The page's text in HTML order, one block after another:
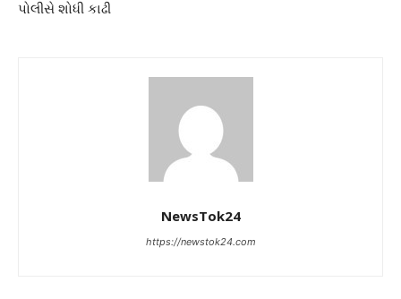
પોલીસે શોધી કાઢી
NewsTok24
https://newstok24.com